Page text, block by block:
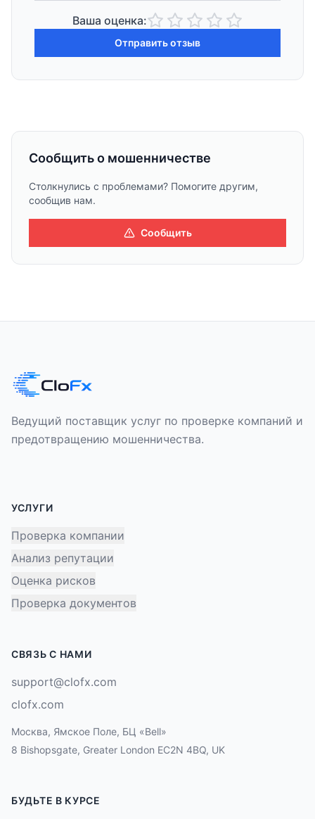
Ваша оценка:
Отправить отзыв
Сообщить о мошенничестве
Столкнулись с проблемами? Помогите другим,
сообщив нам.
Сообщить
Ведущий поставщик услуг по проверке компаний и
предотвращению мошенничества.
УСЛУГИ
Проверка компании
Анализ репутации
Оценка рисков
Проверка документов
СВЯЗЬ С НАМИ
support@clofx.com
clofx.com
Москва, Ямское Поле, БЦ «Bell»
8 Bishopsgate, Greater London EC2N 4BQ, UK
БУДЬТЕ В КУРСЕ